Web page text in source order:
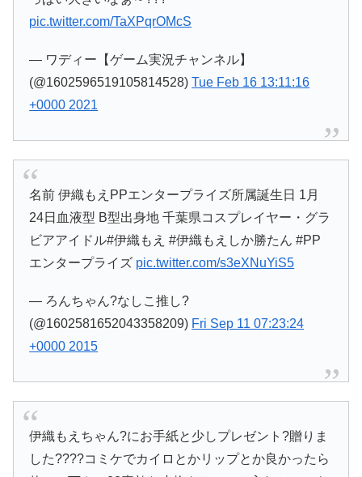
pic.twitter.com/TaXPqrOMcS
— ワディー【ゲーム実況チャンネル】
(@1602596519105814528)Tue Feb 16 13:11:16
+0000 2021
名前 伊織もえPPエンタープライズ所属誕生日 1月
24日血液型 B型出身地 千葉県コスプレイヤー・グラ
ビアアイドル#伊織もえ #伊織もえしか勝たん #PP
エンタープライズ pic.twitter.com/s3eXNuYiS5
— ろんちゃん?なしこ推し?
(@1602581652043358209) Fri Sep 11 07:23:24
+0000 2015
伊織もえちゃん?にお手紙と少しプレゼント?贈りま
した????コミケでカイロとかリップとか良かったら